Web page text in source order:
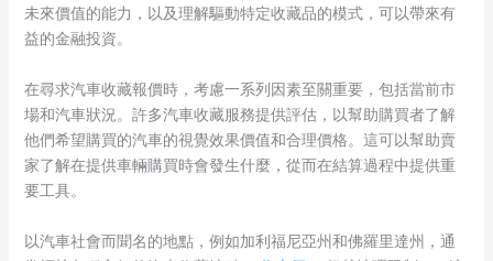
未來價值的能力，以及理解驅動特定收藏品的模式，可以帶來有
益的金融投資。
在尋求汽車收藏報價時，考慮一系列因素至關重要，包括當前市
場和汽車狀況。許多汽車收藏服務提供評估，以幫助購買者了解
他們希望購買的汽車的視覺效果價值和合理價格。這可以幫助賣
家了解在提供車輛購買時會發生什麼，從而在結算過程中提供重
要工具。
以汽車社會而聞名的地點，例如加利福尼亞州和佛羅里達州，通